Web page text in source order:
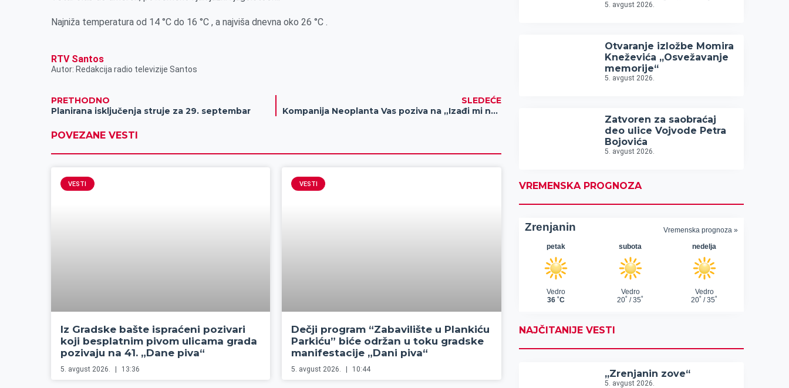
r
Najniža temperatura od 14 °C do 16 °C , a najviša dnevna oko 26 °C .
RTV Santos
Autor: Redakcija radio televizije Santos
PRETHODNO
Planirana isključenja struje za 29. septembar
SLEDEĆE
Kompanija Neoplanta Vas poziva na „Izađi mi na teglu“ u Zrenjaninu
POVEZANE VESTI
VESTI
Iz Gradske bašte ispraćeni pozivari
koji besplatnim pivom ulicama grada
pozivaju na 41. „Dane piva“
5. avgust 2026. 13:36
VESTI
Dečji program “Zabavilište u Plankiću
Parkiću” biće održan u toku gradske
manifestacije „Dani piva“
5. avgust 2026. 10:44
5. avgust 2026.
Otvaranje izložbe Momira
Kneževića „Osvežavanje
memorije“
5. avgust 2026.
Zatvoren za saobraćaj
deo ulice Vojvode Petra
Bojovića
5. avgust 2026.
VREMENSKA PROGNOZA
NAJČITANIJE VESTI
„Zrenjanin zove“
5. avgust 2026.